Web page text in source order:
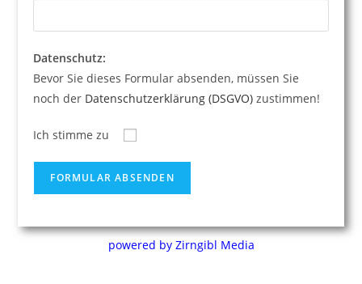
Datenschutz:
Bevor Sie dieses Formular absenden, müssen Sie
noch der Datenschutzerklärung (DSGVO) zustimmen!
Ich stimme zu
powered by Zirngibl Media